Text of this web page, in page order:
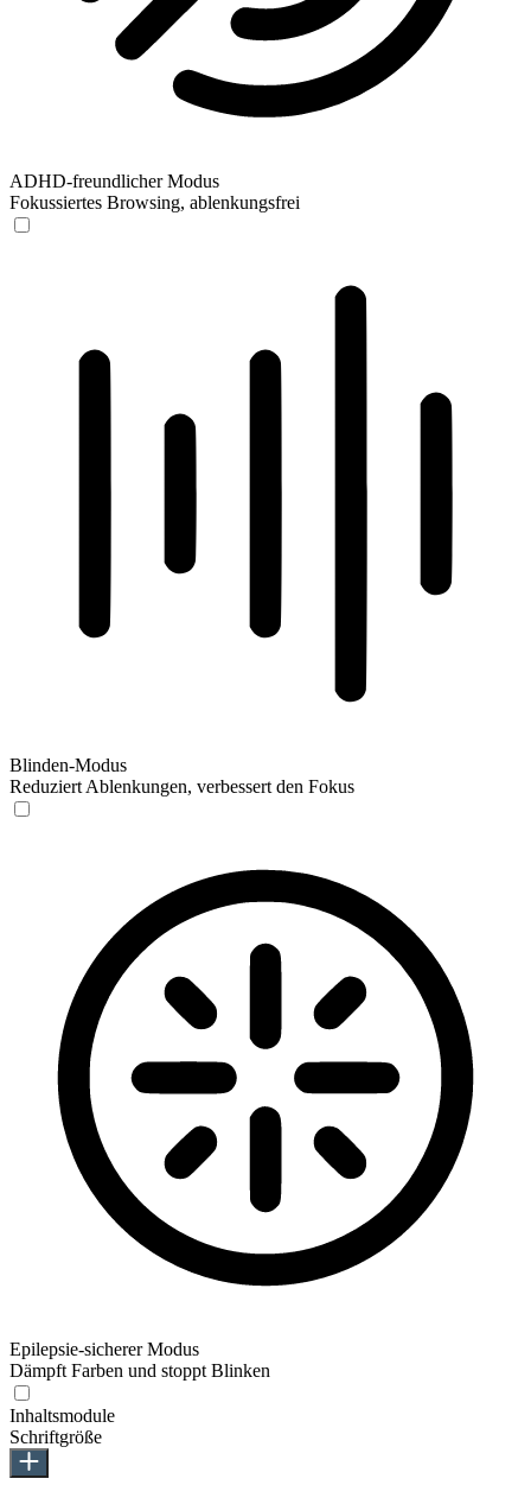
ADHD-freundlicher Modus
Fokussiertes Browsing, ablenkungsfrei
Blinden-Modus
Reduziert Ablenkungen, verbessert den Fokus
Epilepsie-sicherer Modus
Dämpft Farben und stoppt Blinken
Inhaltsmodule
Schriftgröße